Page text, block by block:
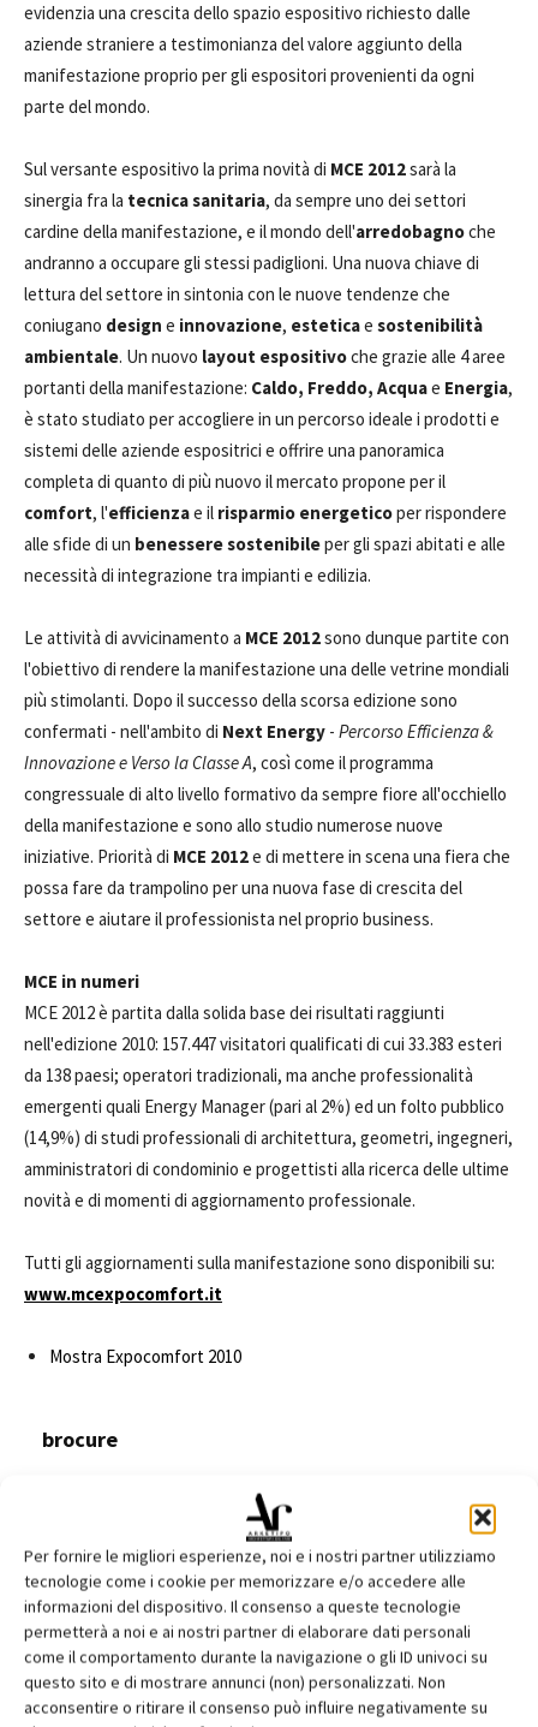
Per fornire le migliori esperienze, noi e i nostri partner utilizziamo
tecnologie come i cookie per memorizzare e/o accedere alle
informazioni del dispositivo. Il consenso a queste tecnologie
permetterà a noi e ai nostri partner di elaborare dati personali
come il comportamento durante la navigazione o gli ID univoci su
questo sito e di mostrare annunci (non) personalizzati. Non
acconsentire o ritirare il consenso può influire negativamente su
evidenzia una crescita dello spazio espositivo richiesto dalle
aziende straniere a testimonianza del valore aggiunto della
manifestazione proprio per gli espositori provenienti da ogni
parte del mondo.
Sul versante espositivo la prima novità di MCE 2012sarà la
sinergia fra la tecnica sanitaria, da sempre uno dei settori
cardine della manifestazione, e il mondo dell'arredobagnoche
andranno a occupare gli stessi padiglioni. Una nuova chiave di
lettura del settore in sintonia con le nuove tendenze che
coniugano design e innovazione, esteticae sostenibilità
ambientale. Un nuovo layout espositivoche grazie alle 4 aree
portanti della manifestazione: Caldo, Freddo, Acquae Energia,
è stato studiato per accogliere in un percorso ideale i prodotti e
sistemi delle aziende espositrici e offrire una panoramica
completa di quanto di più nuovo il mercato propone per il
comfort, l'efficienzae il risparmio energeticoper rispondere
alle sfide di un benessere sostenibileper gli spazi abitati e alle
necessità di integrazione tra impianti e edilizia.
Le attività di avvicinamento a MCE 2012sono dunque partite con
l'obiettivo di rendere la manifestazione una delle vetrine mondiali
più stimolanti. Dopo il successo della scorsa edizione sono
confermati - nell'ambito di Next Energy - Percorso Efficienza &
Innovazione e Verso la Classe A, così come il programma
congressuale di alto livello formativo da sempre fiore all'occhiello
della manifestazione e sono allo studio numerose nuove
iniziative. Priorità di MCE 2012e di mettere in scena una fiera che
possa fare da trampolino per una nuova fase di crescita del
settore e aiutare il professionista nel proprio business.
MCE in numeri
MCE 2012 è partita dalla solida base dei risultati raggiunti
nell'edizione 2010: 157.447 visitatori qualificati di cui 33.383 esteri
da 138 paesi; operatori tradizionali, ma anche professionalità
emergenti quali Energy Manager (pari al 2%) ed un folto pubblico
(14,9%) di studi professionali di architettura, geometri, ingegneri,
amministratori di condominio e progettisti alla ricerca delle ultime
novità e di momenti di aggiornamento professionale.
Tutti gli aggiornamenti sulla manifestazione sono disponibili su:
www.mcexpocomfort.it
Mostra Expocomfort 2010
brocure
TAGS Fiera